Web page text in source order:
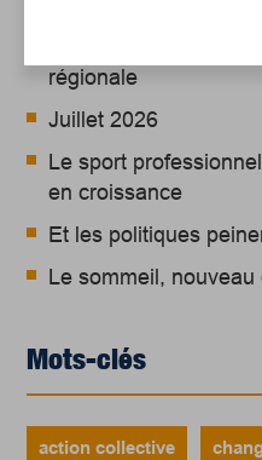
régionale
Juillet 2026
Le sport
en croissance
Et les politiques
Le sommeil,
Mots-clés
action collective